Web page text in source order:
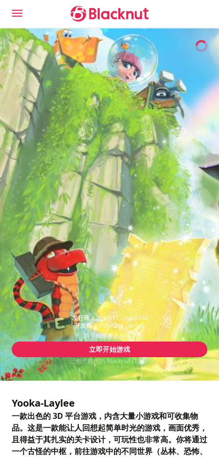
发行商：Team17 Digital Ltd
开发商： Playtonic Games
将手机用作手柄
立即开始游戏
已包含在您的 Blacknut 订阅中
Yooka-Laylee
一款出色的 3D 平台游戏，内含大量小游戏和可收集物
品。这是一款能让人回想起简单时光的游戏，画面优秀，
且得益于其扎实的关卡设计，可玩性也非常高。你将通过
一个古怪的中枢，前往游戏中的不同世界（丛林、恐怖、